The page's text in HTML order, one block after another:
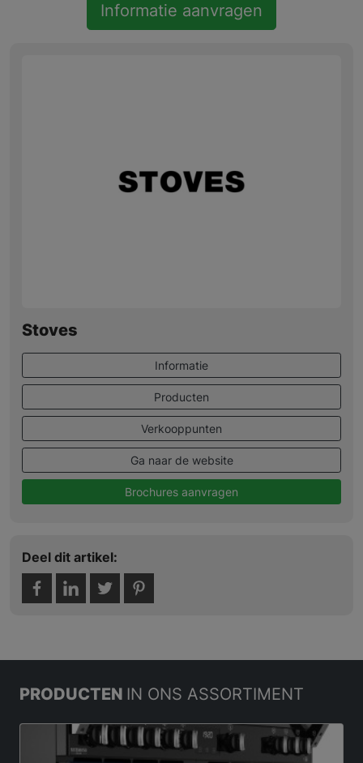
Informatie aanvragen
Stoves
Informatie
Producten
Verkooppunten
Ga naar de website
Brochures aanvragen
Deel dit artikel:
PRODUCTEN IN ONS ASSORTIMENT